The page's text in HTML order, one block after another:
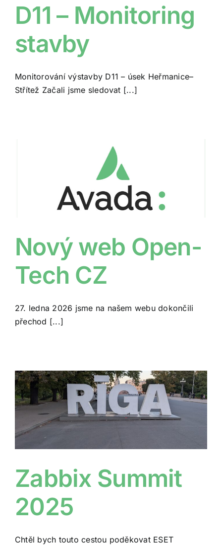
D11 – Monitoring
stavby
Monitorování výstavby D11 – úsek Heřmanice–
Střítež Začali jsme sledovat [...]
Nový web Open-
Tech CZ
27. ledna 2026 jsme na našem webu dokončili
přechod [...]
Zabbix Summit
2025
Chtěl bych touto cestou poděkovat ESET